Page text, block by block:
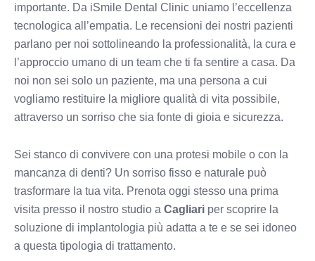
importante. Da iSmile Dental Clinic uniamo l’eccellenza
tecnologica all’empatia. Le recensioni dei nostri pazienti
parlano per noi sottolineando la professionalità, la cura e
l’approccio umano di un team che ti fa sentire a casa. Da
noi non sei solo un paziente, ma una persona a cui
vogliamo restituire la migliore qualità di vita possibile,
attraverso un sorriso che sia fonte di gioia e sicurezza.
Sei stanco di convivere con una protesi mobile o con la
mancanza di denti? Un sorriso fisso e naturale può
trasformare la tua vita. Prenota oggi stesso una prima
visita presso il nostro studio a Cagliari per scoprire la
soluzione di implantologia più adatta a te e se sei idoneo
a questa tipologia di trattamento.